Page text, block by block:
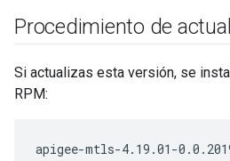
Procedimiento de
Si actualizas esta versión, se
RPM:
apigee-mtls-4.19.01-